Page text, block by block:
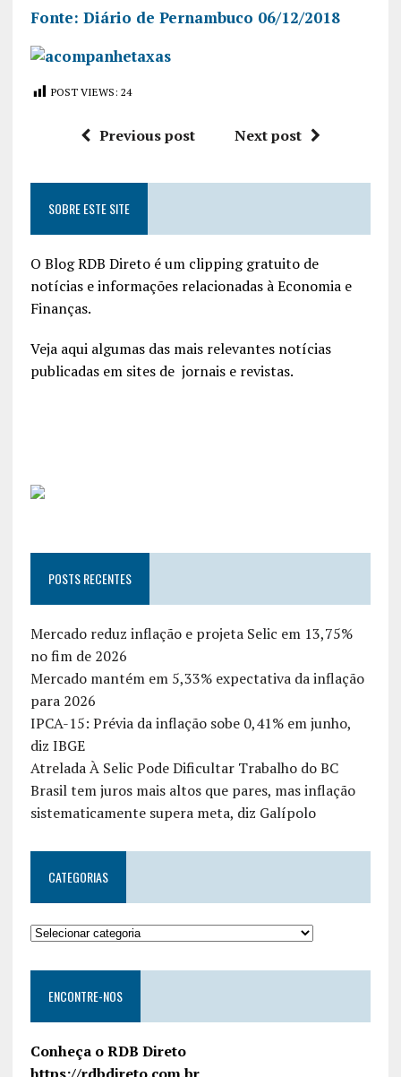
Fonte: Diário de Pernambuco 06/12/2018
POST VIEWS: 24
Previous post Next post
SOBRE ESTE SITE
O Blog RDB Direto é um clipping gratuito de
notícias e informações relacionadas à Economia e
Finanças.
Veja aqui algumas das mais relevantes notícias
publicadas em sites de jornais e revistas.
POSTS RECENTES
Mercado reduz inflação e projeta Selic em 13,75%
no fim de 2026
Mercado mantém em 5,33% expectativa da inflação
para 2026
IPCA-15: Prévia da inflação sobe 0,41% em junho,
diz IBGE
Atrelada À Selic Pode Dificultar Trabalho do BC
Brasil tem juros mais altos que pares, mas inflação
sistematicamente supera meta, diz Galípolo
CATEGORIAS
ENCONTRE-NOS
Conheça o RDB Direto